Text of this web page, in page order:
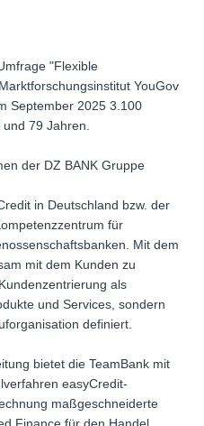
"Flexible
YouGov
September 2025 3.100
und 79 Jahren.
der DZ BANK Gruppe
in Deutschland bzw. der
für
Mit dem
mit dem Kunden zu
als
und Services, sondern
definiert.
bietet die TeamBank mit
easyCredit-
maßgeschneiderte